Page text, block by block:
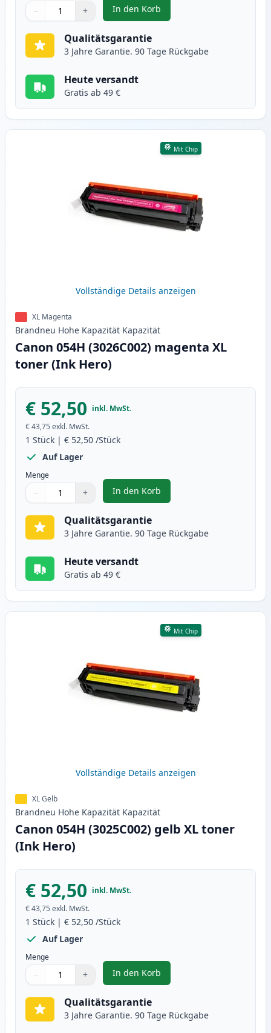
Verwenden Sie die Tasten, um anzupassen
− +
1
In den Korb
, Canon 054H (3027C002) cyan
Qualitätsgarantie
3 Jahre Garantie. 90 Tage Rückgabe
Heute versandt
Gratis ab 49 €
Mit Chip
Vollständige Details anzeigen
XL Magenta
Brandneu Hohe Kapazität Kapazität
Canon 054H (3026C002) magenta XL
toner (Ink Hero)
€ 52,50 inkl. MwSt.
€ 43,75 exkl. MwSt.
1 Stück | € 52,50 /Stück
Auf Lager
Menge
Verwenden Sie die Tasten, um anzupassen
− +
1
In den Korb
, Canon 054H (3026C002)
Qualitätsgarantie
3 Jahre Garantie. 90 Tage Rückgabe
Heute versandt
Gratis ab 49 €
Mit Chip
Vollständige Details anzeigen
XL Gelb
Brandneu Hohe Kapazität Kapazität
Canon 054H (3025C002) gelb XL toner
(Ink Hero)
€ 52,50 inkl. MwSt.
€ 43,75 exkl. MwSt.
1 Stück | € 52,50 /Stück
Auf Lager
Menge
Verwenden Sie die Tasten, um anzupassen
− +
1
In den Korb
, Canon 054H (3025C002) gelb
Qualitätsgarantie
3 Jahre Garantie. 90 Tage Rückgabe